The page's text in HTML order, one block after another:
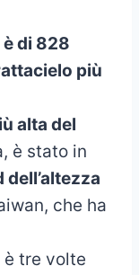
di 828
più
alta del
è stato in
dell’altezza
che ha
è tre volte